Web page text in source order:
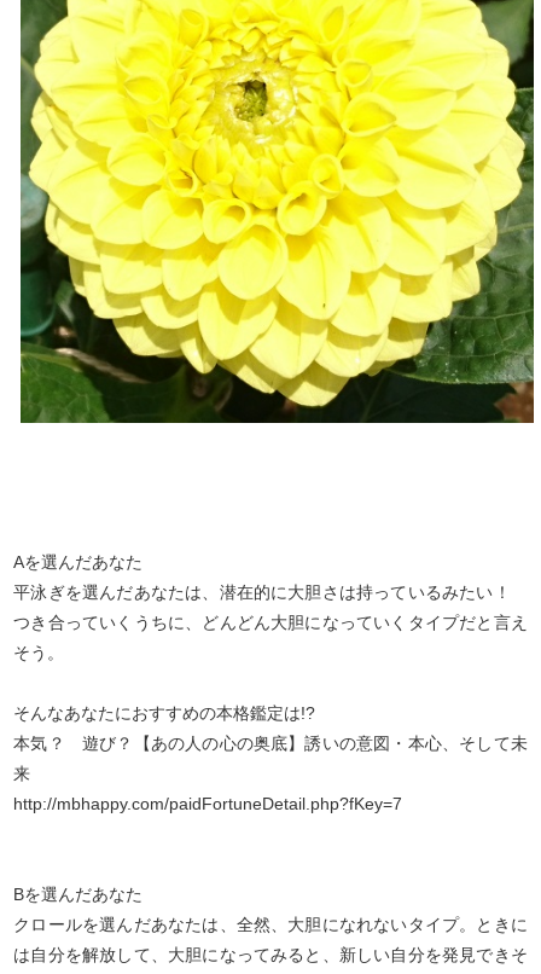
Aを選んだあなた
平泳ぎを選んだあなたは、潜在的に大胆さは持っているみたい！
つき合っていくうちに、どんどん大胆になっていくタイプだと言え
そう。
そんなあなたにおすすめの本格鑑定は!?
本気？ 遊び？【あの人の心の奥底】誘いの意図・本心、そして未
来
http://mbhappy.com/paidFortuneDetail.php?fKey=7
Bを選んだあなた
クロールを選んだあなたは、全然、大胆になれないタイプ。ときに
は自分を解放して、大胆になってみると、新しい自分を発見できそ